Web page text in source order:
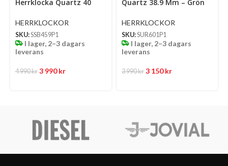
Herrklocka Quartz 40
Urtavla Med Stållänk
HERRKLOCKOR
SKU:SSB459P1
I lager, 2–3 dagars
leverans
4 990kr 3 990kr
Quartz 38.9 Mm – Grön
Stållänk
HERRKLOCKOR
SKU:SUR601P1
I lager, 2–3 dagars
leverans
3 990kr 3 150kr